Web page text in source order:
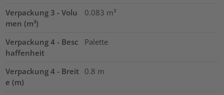
Verpackung 3 - Volu
men (m³)
0.083 m³
Verpackung 4 - Besc
haffenheit
Palette
Verpackung 4 - Breit
e (m)
0.8 m